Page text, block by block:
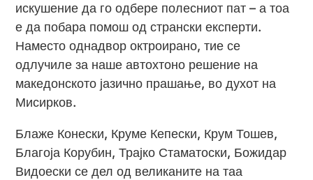
искушение да го одбере полесниот пат – а тоа
е да побара помош од странски експерти.
Наместо однадвор октроирано, тие се
одлучиле за наше автохтоно решение на
македонското јазично прашање, во духот на
Мисирков.
Блаже Конески, Круме Кепески, Крум Тошев,
Благоја Корубин, Трајко Стаматоски, Божидар
Видоески се дел од великаните на таа